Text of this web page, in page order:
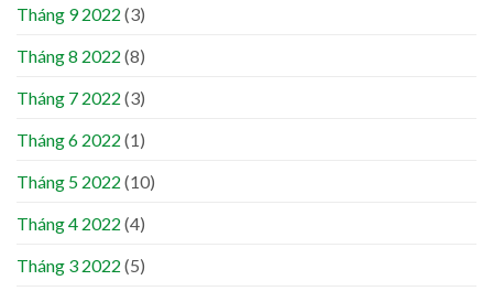
Tháng 9 2022 (3)
Tháng 8 2022 (8)
Tháng 7 2022 (3)
Tháng 6 2022 (1)
Tháng 5 2022 (10)
Tháng 4 2022 (4)
Tháng 3 2022 (5)